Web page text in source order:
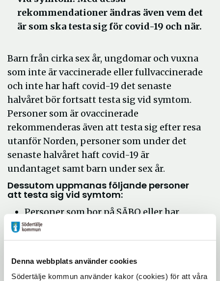
Denna webbplats använder cookies
Södertälje kommun använder kakor (cookies) för att våra
rekommendationer ändras även vem det
är som ska testa sig för covid-19 och när.
Barn från cirka sex år, ungdomar och vuxna
som inte är vaccinerade eller fullvaccinerade
och inte har haft covid-19 det senaste
halvåret bör fortsatt testa sig vid symtom.
Personer som är ovaccinerade
rekommenderas även att testa sig efter resa
utanför Norden, personer som under det
senaste halvåret haft covid-19 är
undantaget samt barn under sex år.
Dessutom uppmanas följande personer
att testa sig vid symtom:
Personer som bor på SÄBO eller har
hemtjänst.
Äldre omsorgstagare på LSS-boenden.
Personer som behöver vård eller
behandling för symtom på covid-19.